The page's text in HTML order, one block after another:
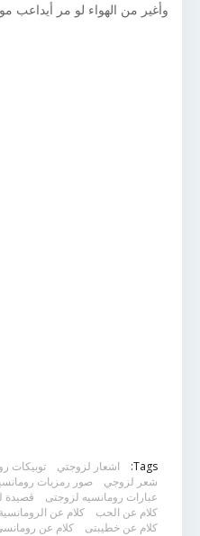
وأغير من الهواء لو مر أيداعب
Tags: اشعار لزوجتي توبيكات
شعر لزوجي
صور رمزيات
عبارات رومانسيه لزوجتى
قصيدة
كلام عن الحب
كلام عن الرومانسية
كلام عن خطيبتى
كلام عن